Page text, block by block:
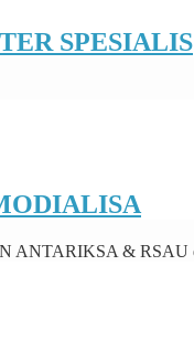
SPESIALIS